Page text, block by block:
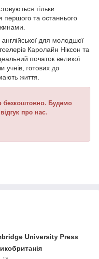
тільки
першого та останнього
для молодшої
Каролайн Ніксон та
початок великої
учнів, готових до
життя.
безкоштовно. Будемо
про нас.
University Press